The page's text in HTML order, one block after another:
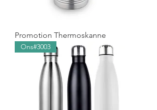
Promotion Thermoskanne
Ons#3003